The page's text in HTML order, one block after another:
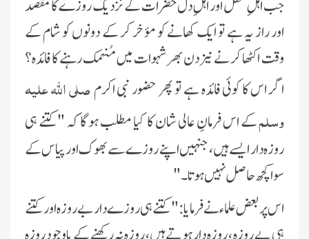
جب اہلِ عقل اور اہلِ دل حضرات کے نزدیک روزے کا مقصد
اور راز یہ ہے تو ایک کھانے کو مؤخر کر کے دونوں کو شام کے
وقت اکٹھا کر نے نیز دن بھر شہوات میں مُنہمک رہنے کا فائدہ؟
اگر اس کا کوئی فائدہ ہے تو پھر حضور نبی اکرمصلی اللہ علیہ
وسلمکے اس فرمانِ عالی شان کا کیا مطلب ہو گا کہ "کتنے ہی
روزہ دار ایسے ہیں، جنہیں اپنے روزے سے بھوک اور پیاس کے
سوا کچھ حاصل نہیں ہوتا۔"
اس پر بعض علماء نے فرمایا:"کتنے ہی روزے دار بےروزہ اور کتنے